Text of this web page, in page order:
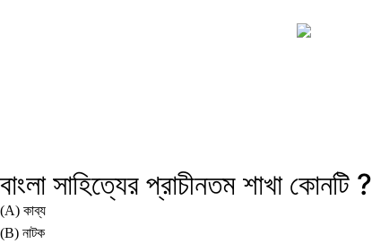
বাংলা সাহিত্যের প্রাচীনতম শাখা কোনটি ?
(A) কাব্য
(B) নাটক